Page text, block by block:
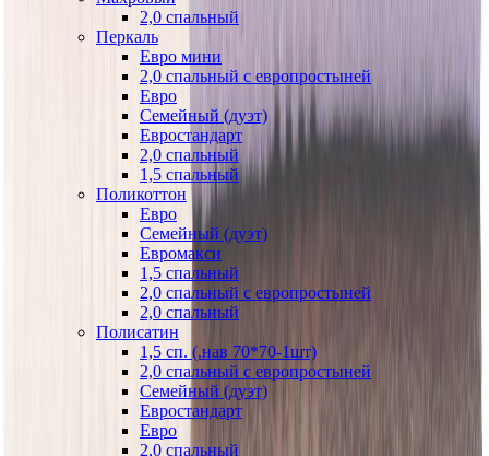
2,0 спальный
Перкаль
Евро мини
2,0 спальный с европростыней
Евро
Семейный (дуэт)
Евростандарт
2,0 спальный
1,5 спальный
Поликоттон
Евро
Семейный (дуэт)
Евромакси
1,5 спальный
2,0 спальный с европростыней
2,0 спальный
Полисатин
1,5 сп. (.нав 70*70-1шт)
2,0 спальный с европростыней
Семейный (дуэт)
Евростандарт
Евро
2,0 спальный